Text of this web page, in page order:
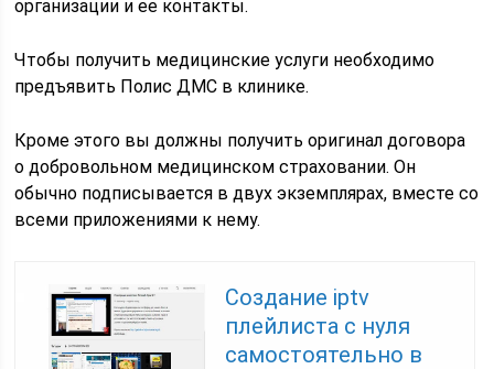
организации и ее контакты.
Чтобы получить медицинские услуги необходимо
предъявить Полис ДМС в клинике.
Кроме этого вы должны получить оригинал договора
о добровольном медицинском страховании. Он
обычно подписывается в двух экземплярах, вместе со
всеми приложениями к нему.
Создание iptv
плейлиста с нуля
самостоятельно в